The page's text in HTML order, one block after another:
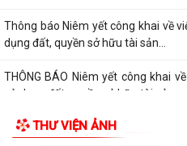
Thông báo Niêm yết công khai về
dụng đất, quyền sở hữu tài sản...
THÔNG BÁO Niêm yết công khai
sử dụng đất, quyền sở hữu tài sản...
THƯ VIỆN ẢNH